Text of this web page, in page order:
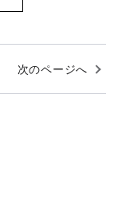
次のページへ